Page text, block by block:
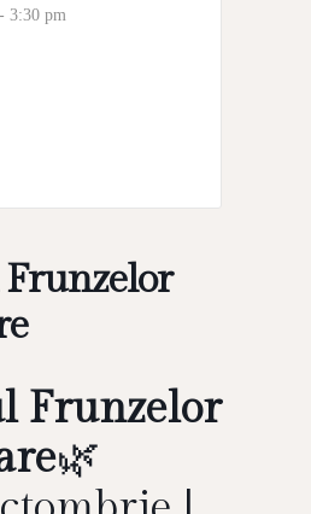
3:30 pm
Frunzelor
🌿